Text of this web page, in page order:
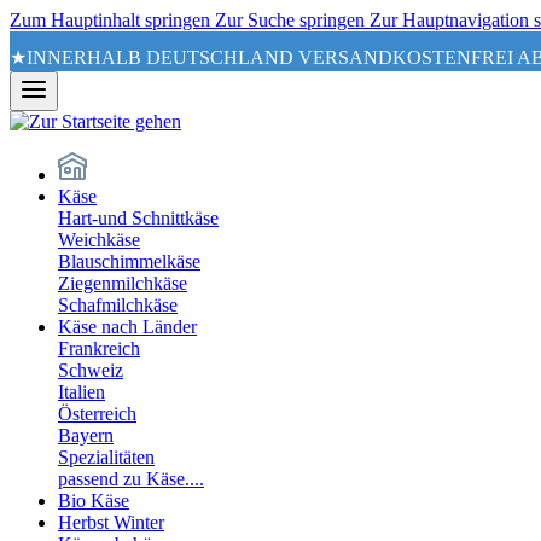
Zum Hauptinhalt springen Zur Suche springen Zur Hauptnavigation
★INNERHALB DEUTSCHLAND VERSANDKOSTENFREI
Käse
Hart-und Schnittkäse
Weichkäse
Blauschimmelkäse
Ziegenmilchkäse
Schafmilchkäse
Käse nach Länder
Frankreich
Schweiz
Italien
Österreich
Bayern
Spezialitäten
passend zu Käse....
Bio Käse
Herbst Winter